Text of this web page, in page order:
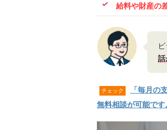
給料や財産の
チェック
「毎月の
無料相談が可能です